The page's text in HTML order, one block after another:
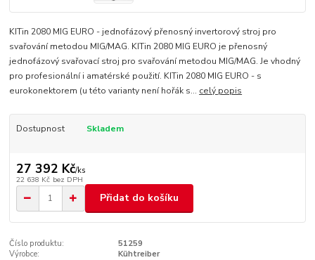
KITin 2080 MIG EURO - jednofázový přenosný invertorový stroj pro
svařování metodou MIG/MAG. KITin 2080 MIG EURO je přenosný
jednofázový svařovací stroj pro svařování metodou MIG/MAG. Je vhodný
pro profesionální i amatérské použití. KITin 2080 MIG EURO - s
eurokonektorem (u této varianty není hořák s... celý popis
Dostupnost Skladem
27 392 Kč/ks
22 638 Kč bez DPH
Přidat do košíku
Číslo produktu:
51259
Výrobce:
Kühtreiber